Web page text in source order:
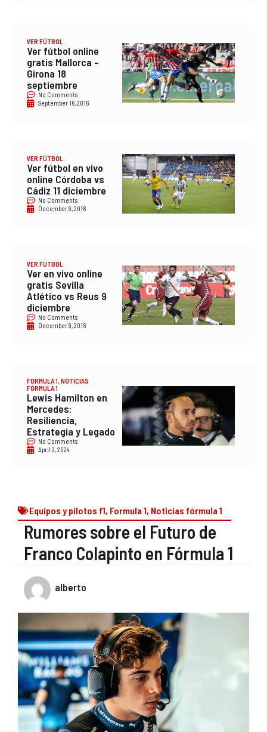
VER FÚTBOL
Ver fútbol online
gratis Mallorca –
Girona 18
septiembre
No Comments
September 16, 2016
VER FÚTBOL
Ver fútbol en vivo
online Córdoba vs
Cádiz 11 diciembre
No Comments
December 9, 2016
VER FÚTBOL
Ver en vivo online
gratis Sevilla
Atlético vs Reus 9
diciembre
No Comments
December 9, 2016
FORMULA 1 NOTICIAS
FÓRMULA 1
Lewis Hamilton en
Mercedes:
Resiliencia,
Estrategia y Legado
No Comments
April 2, 2024
Equipos y pilotos f1, Formula 1, Noticias fórmula 1
Rumores sobre el Futuro de
Franco Colapinto en Fórmula 1
alberto